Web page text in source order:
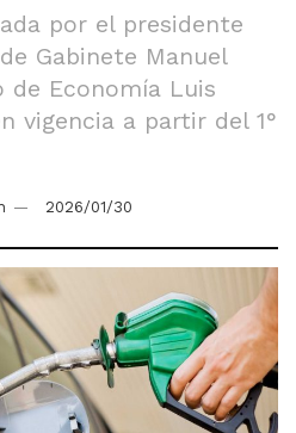
por el presidente
Gabinete Manuel
Economía Luis
vigencia a partir del 1°
2026/01/30